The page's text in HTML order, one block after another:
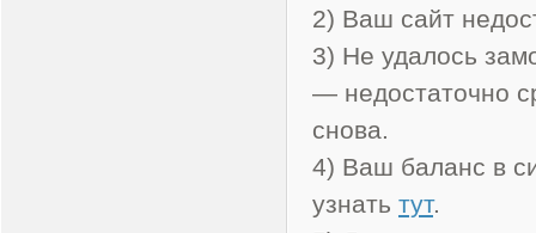
2) Ваш сайт
3) Не удалось
— недостаточно
снова.
4) Ваш баланс в
узнать тут.